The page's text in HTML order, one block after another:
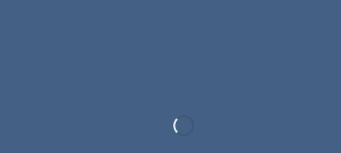
SPRING FASHION